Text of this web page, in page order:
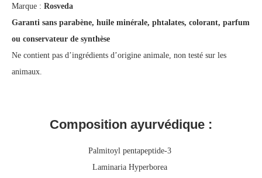
Marque : Rosveda
Garanti sans parabène, huile minérale, phtalates, colorant, parfum
ou conservateur de synthèse
Ne contient pas d’ingrédients d’origine animale, non testé sur les
animaux.
Composition ayurvédique :
Palmitoyl pentapeptide-3
Laminaria Hyperborea